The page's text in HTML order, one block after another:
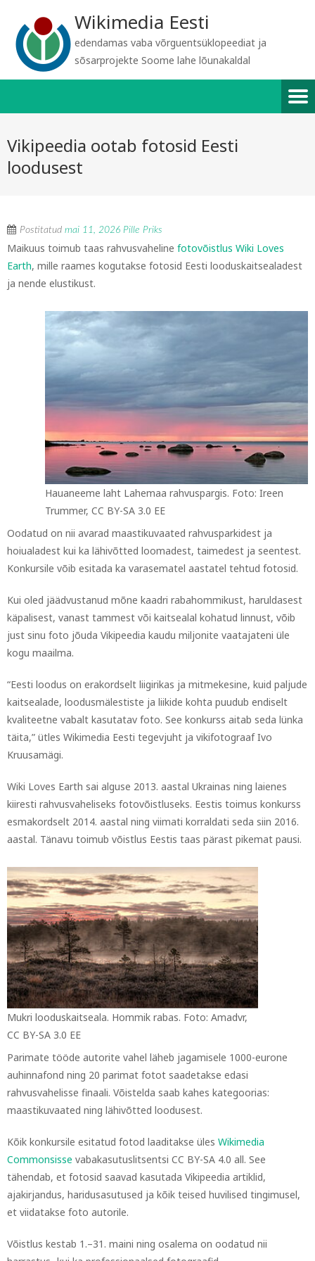
Wikimedia Eesti
edendamas vaba võrguentsüklopeediat ja
sõsarprojekte Soome lahe lõunakaldal
Vikipeedia ootab fotosid Eesti
loodusest
Postitatud mai 11, 2026 Pille Priks
Maikuus toimub taas rahvusvaheline fotovõistlus Wiki Loves
Earth, mille raames kogutakse fotosid Eesti looduskaitsealadest
ja nende elustikust.
Hauaneeme laht Lahemaa rahvuspargis. Foto: Ireen
Trummer, CC BY-SA 3.0 EE
Oodatud on nii avarad maastikuvaated rahvusparkidest ja
hoiualadest kui ka lähivõtted loomadest, taimedest ja seentest.
Konkursile võib esitada ka varasematel aastatel tehtud fotosid.
Kui oled jäädvustanud mõne kaadri rabahommikust, haruldasest
käpalisest, vanast tammest või kaitsealal kohatud linnust, võib
just sinu foto jõuda Vikipeedia kaudu miljonite vaatajateni üle
kogu maailma.
“Eesti loodus on erakordselt liigirikas ja mitmekesine, kuid paljude
kaitsealade, loodusmälestiste ja liikide kohta puudub endiselt
kvaliteetne vabalt kasutatav foto. See konkurss aitab seda lünka
täita,” ütles Wikimedia Eesti tegevjuht ja vikifotograaf Ivo
Kruusamägi.
Wiki Loves Earth sai alguse 2013. aastal Ukrainas ning laienes
kiiresti rahvusvaheliseks fotovõistluseks. Eestis toimus konkurss
esmakordselt 2014. aastal ning viimati korraldati seda siin 2016.
aastal. Tänavu toimub võistlus Eestis taas pärast pikemat pausi.
Mukri looduskaitseala. Hommik rabas. Foto: Amadvr,
CC BY-SA 3.0 EE
Parimate tööde autorite vahel läheb jagamisele 1000-eurone
auhinnafond ning 20 parimat fotot saadetakse edasi
rahvusvahelisse finaali. Võistelda saab kahes kategoorias:
maastikuvaated ning lähivõtted loodusest.
Kõik konkursile esitatud fotod laaditakse üles Wikimedia
Commonsisse vabakasutuslitsentsi CC BY-SA 4.0 all. See
tähendab, et fotosid saavad kasutada Vikipeedia artiklid,
ajakirjandus, haridusasutused ja kõik teised huvilised tingimusel,
et viidatakse foto autorile.
Võistlus kestab 1.–31. maini ning osalema on oodatud nii